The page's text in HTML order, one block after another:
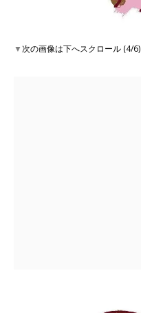
▼次の画像は下へスクロール (4/6)